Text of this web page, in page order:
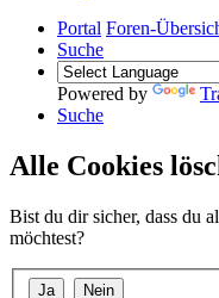
Portal Foren-
Suche
Powered by
Suche
Alle Cookies
Bist du dir sicher, dass du
möchtest?